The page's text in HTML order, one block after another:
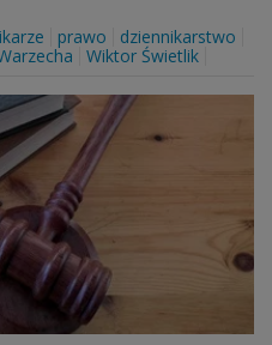
prawo
dziennikarstwo
Wiktor Świetlik